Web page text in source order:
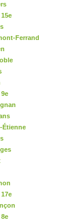
Ferrand
Étienne